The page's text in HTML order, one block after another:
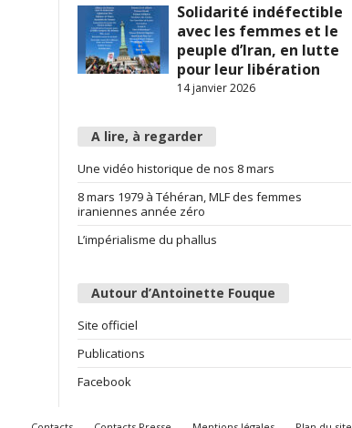
Solidarité indéfectible
avec les femmes et le
peuple d’Iran, en lutte
pour leur libération
14 janvier 2026
A lire, à regarder
Une vidéo historique de nos 8 mars
8 mars 1979 à Téhéran, MLF des femmes
iraniennes année zéro
L’impérialisme du phallus
Autour d’Antoinette Fouque
Site officiel
Publications
Facebook